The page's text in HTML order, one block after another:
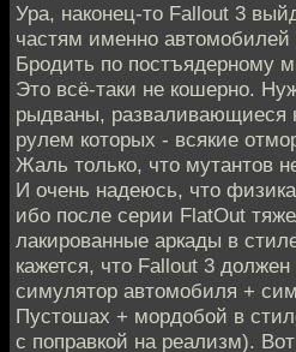
Ура, наконец-то Fallout 3
частям именно автомобилей
Бродить по постъядерному
Это всё-таки не кошерно.
рыдваны, разваливающиеся
рулем которых - всякие
Жаль только, что мутантов
И очень надеюсь, что физика
ибо после серии FlatOut
лакированные аркады в
кажется, что Fallout 3 должен
симулятор автомобиля +
Пустошах + мордобой в
с поправкой на реализм).